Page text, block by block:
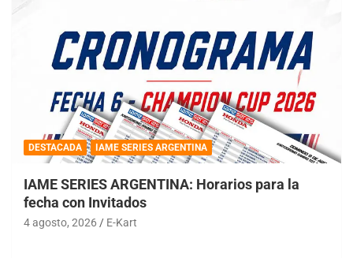
DESTACADA IAME SERIES ARGENTINA
IAME SERIES ARGENTINA: Horarios para la
fecha con Invitados
4 agosto, 2026 E-Kart